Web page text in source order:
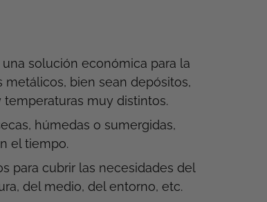
solución económica para la
bien sean depósitos,
muy distintos.
húmedas o sumergidas,
el tiempo.
para cubrir las necesidades del
del medio, del entorno, etc.